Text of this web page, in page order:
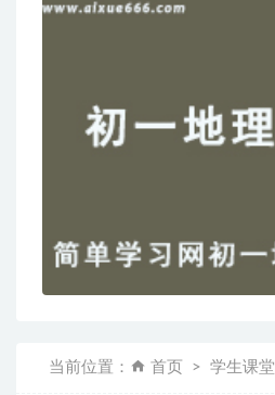
当前位置： 首页 学生课堂